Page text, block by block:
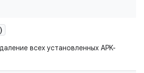
всех установленных APK-